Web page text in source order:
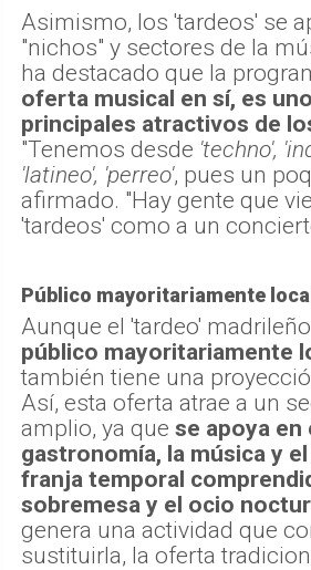
Asimismo, los 'tardeos' se
"nichos" y sectores de la
ha destacado que la
oferta musical en sí, es
principales atractivos de
"Tenemos desde 'techno',
'latineo', 'perreo', pues un
afirmado. "Hay gente que
'tardeos' como a un
Público mayoritariamente
Aunque el 'tardeo' madrileño
público mayoritariamente
también tiene una
Así, esta oferta atrae a un
amplio, ya que se apoya
gastronomía, la música y
franja temporal
sobremesa y el ocio
genera una actividad que
sustituirla, la oferta